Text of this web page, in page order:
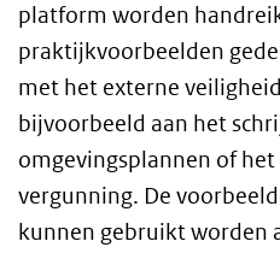
platform worden
praktijkvoorbeelden
met het externe
bijvoorbeeld aan het
omgevingsplannen of het
vergunning. De
kunnen gebruikt worden